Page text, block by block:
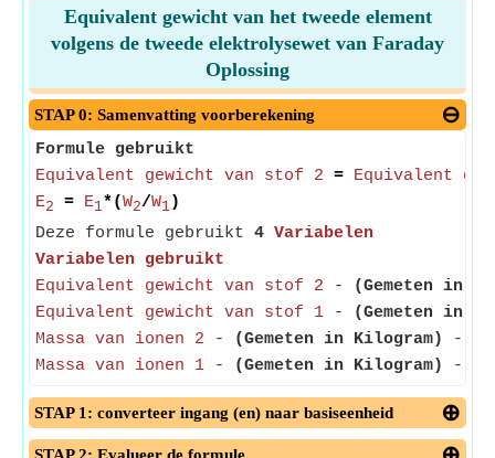
Equivalent gewicht van het tweede element
volgens de tweede elektrolysewet van Faraday
Oplossing
STAP 0: Samenvatting voorberekening
Formule gebruikt
Equivalent gewicht van stof 2 = Equivalent
E2 = E1*(W2/W1 )
Deze formule gebruikt 4 Variabelen
Variabelen gebruikt
Equivalent gewicht van stof 2 -
(Gemeten in
Equivalent gewicht van stof 1 -
(Gemeten in
Massa van ionen 2 - (Gemeten in Kilogram)
-
Massa van ionen 1 - (Gemeten in Kilogram) -
STAP 1: converteer ingang (en) naar basiseenheid